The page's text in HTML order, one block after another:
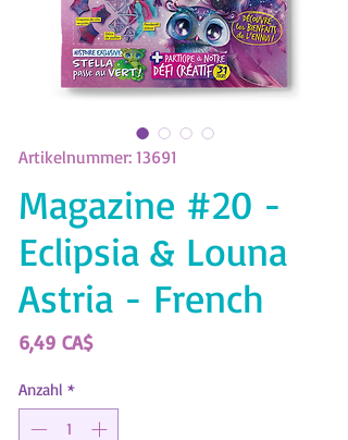
Artikelnummer: 13691
Magazine #20 -
Eclipsia & Louna
Astria - French
6,49 CA$Preis
Anzahl *